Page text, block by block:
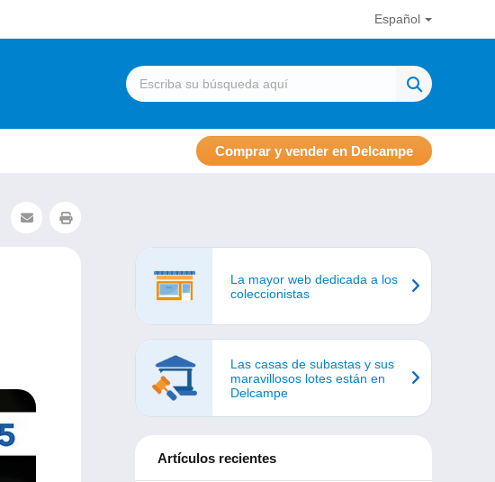
Español
Comprar y vender en Delcampe
La mayor web dedicada a los
coleccionistas
Las casas de subastas y sus
maravillosos lotes están en
Delcampe
Artículos recientes